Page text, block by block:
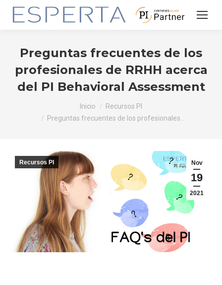
Preguntas frecuentes de los
profesionales de RRHH acerca
del PI Behavioral Assessment
Inicio
Recursos PI
Preguntas frecuentes de los profesionales…
Nov
19
2021
Recursos PI